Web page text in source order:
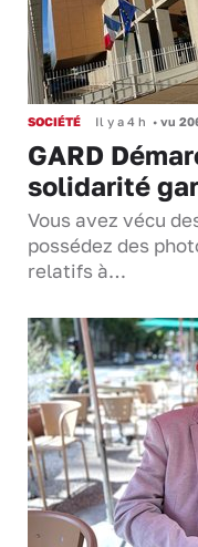
SOCIÉTÉ Il y a 4 h • vu
GARD
solidarité
Vous avez vécu
possédez des
relatifs à…